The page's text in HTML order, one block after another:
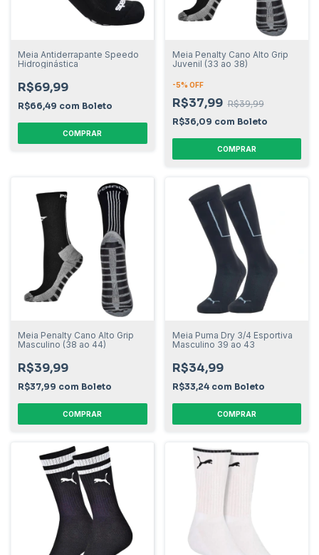
Meia Antiderrapante Speedo
Hidroginástica
R$69,99
R$66,49 com Boleto
COMPRAR
Meia Penalty Cano Alto Grip
Juvenil (33 ao 38)
-5% OFF
R$37,99 R$39,99
R$36,09 com Boleto
COMPRAR
Meia Penalty Cano Alto Grip
Masculino (38 ao 44)
R$39,99
R$37,99 com Boleto
COMPRAR
Meia Puma Dry 3/4 Esportiva
Masculino 39 ao 43
R$34,99
R$33,24 com Boleto
COMPRAR